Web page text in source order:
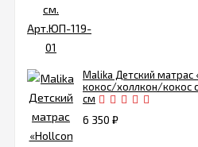
Malika Детский матрас
кокос/холлкон/кокос
см
6 350 ₽